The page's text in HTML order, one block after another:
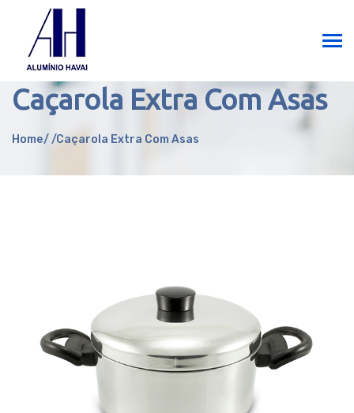
SELECT * FROM categories where cat_id = 22
Caçarola Extra Com Asas
Home Caçarola Extra Com Asas
Previous